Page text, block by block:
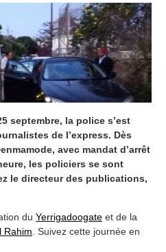
septembre, la police s’est
de l’express. Dès
avec mandat d’arrêt
les policiers se sont
le directeur des publications,
du Yerrigadoogate et de la
Rahim . Suivez cette journée en